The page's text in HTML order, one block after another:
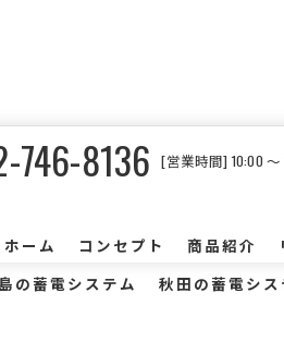
746-8136 [営業時間] 10:00
ホーム コンセプト 商品紹介
の蓄電システム
秋田の蓄電シス